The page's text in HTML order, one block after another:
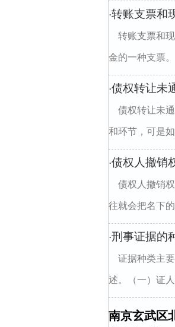
·转账支票和
转账支票和
金的一种支票
·债权转让未
债权转让未
和环节，可是
·债权人撤销
债权人撤销
往就会把名下
·刑事证据的
证据种类主
述。（一）证
南京玄武区